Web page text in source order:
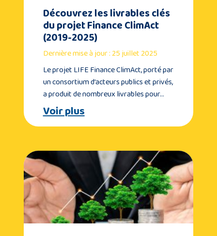
Découvrez les livrables clés
du projet Finance ClimAct
(2019-2025)
Dernière mise à jour : 25 juillet 2025
Le projet LIFE Finance ClimAct, porté par
un consortium d’acteurs publics et privés,
a produit de nombreux livrables pour…
Voir plus